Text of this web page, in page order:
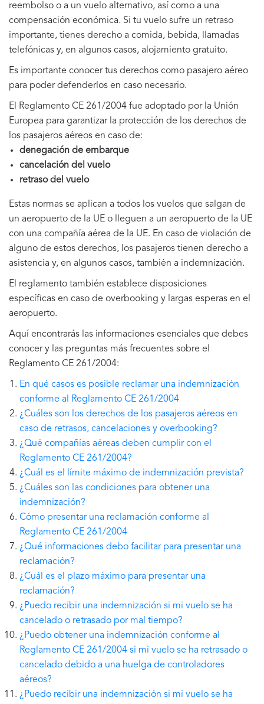
reembolso o a un vuelo alternativo, así como a una
compensación económica. Si tu vuelo sufre un retraso
importante, tienes derecho a comida, bebida, llamadas
telefónicas y, en algunos casos, alojamiento gratuito.
Es importante conocer tus derechos como pasajero aéreo
para poder defenderlos en caso necesario.
El Reglamento CE 261/2004 fue adoptado por la Unión
Europea para garantizar la protección de los derechos de
los pasajeros aéreos en caso de:
denegación de embarque
cancelación del vuelo
retraso del vuelo
Estas normas se aplican a todos los vuelos que salgan de
un aeropuerto de la UE o lleguen a un aeropuerto de la UE
con una compañía aérea de la UE. En caso de violación de
alguno de estos derechos, los pasajeros tienen derecho a
asistencia y, en algunos casos, también a indemnización.
El reglamento también establece disposiciones
específicas en caso de overbooking y largas esperas en el
aeropuerto.
Aquí encontrarás las informaciones esenciales que debes
conocer y las preguntas más frecuentes sobre el
Reglamento CE 261/2004:
En qué casos es posible reclamar una indemnización
conforme al Reglamento CE 261/2004
¿Cuáles son los derechos de los pasajeros aéreos en
caso de retrasos, cancelaciones y overbooking?
¿Qué compañías aéreas deben cumplir con el
Reglamento CE 261/2004?
¿Cuál es el límite máximo de indemnización prevista?
¿Cuáles son las condiciones para obtener una
indemnización?
Cómo presentar una reclamación conforme al
Reglamento CE 261/2004
¿Qué informaciones debo facilitar para presentar una
reclamación?
¿Cuál es el plazo máximo para presentar una
reclamación?
¿Puedo recibir una indemnización si mi vuelo se ha
cancelado o retrasado por mal tiempo?
¿Puedo obtener una indemnización conforme al
Reglamento CE 261/2004 si mi vuelo se ha retrasado o
cancelado debido a una huelga de controladores
aéreos?
¿Puedo recibir una indemnización si mi vuelo se ha